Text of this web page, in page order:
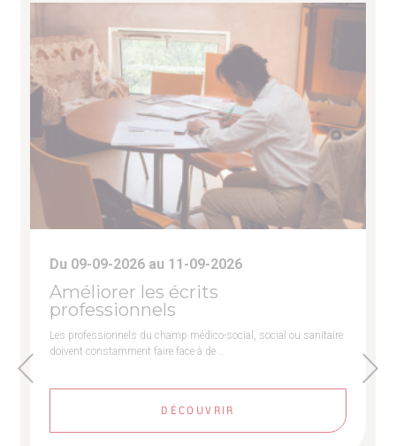
Du 09-09-2026 au 11-09-2026
Améliorer les écrits
professionnels
Les professionnels du champ médico-social, social ou sanitaire
doivent constamment faire face à de …
DÉCOUVRIR